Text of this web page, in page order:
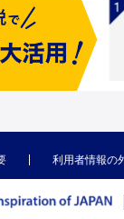
利用者情報の